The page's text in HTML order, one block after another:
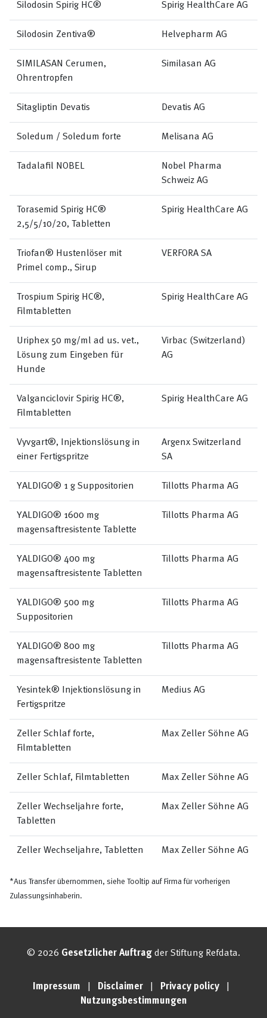
Silodosin Spirig HC® Spirig HealthCare AG
Silodosin Zentiva® Helvepharm AG
SIMILASAN Cerumen,
Ohrentropfen
Similasan AG
Sitagliptin Devatis Devatis AG
Soledum / Soledum forte Melisana AG
Tadalafil NOBEL
Nobel Pharma
Schweiz AG
Torasemid Spirig HC®
2,5/5/10/20, Tabletten
Spirig HealthCare AG
Triofan® Hustenlöser mit
Primel comp., Sirup
VERFORA SA
Trospium Spirig HC®,
Filmtabletten
Spirig HealthCare AG
Uriphex 50 mg/ml ad us. vet.,
Lösung zum Eingeben für
Hunde
Virbac (Switzerland)
AG
Valganciclovir Spirig HC®,
Filmtabletten
Spirig HealthCare AG
Vyvgart®, Injektionslösung in
einer Fertigspritze
Argenx Switzerland
SA
YALDIGO® 1 g Suppositorien Tillotts Pharma AG
YALDIGO® 1600 mg
magensaftresistente Tablette
Tillotts Pharma AG
YALDIGO® 400 mg
magensaftresistente Tabletten
Tillotts Pharma AG
YALDIGO® 500 mg
Suppositorien
Tillotts Pharma AG
YALDIGO® 800 mg
magensaftresistente Tabletten
Tillotts Pharma AG
Yesintek® Injektionslösung in
Fertigspritze
Medius AG
Zeller Schlaf forte,
Filmtabletten
Max Zeller Söhne AG
Zeller Schlaf, Filmtabletten Max Zeller Söhne AG
Zeller Wechseljahre forte,
Tabletten
Max Zeller Söhne AG
Zeller Wechseljahre, Tabletten Max Zeller Söhne AG
*Aus Transfer übernommen, siehe Tooltip auf Firma für vorherigen
Zulassungsinhaberin.
© 2026 Gesetzlicher Auftrag der Stiftung Refdata.
Impressum Disclaimer Privacy policy
Nutzungsbestimmungen